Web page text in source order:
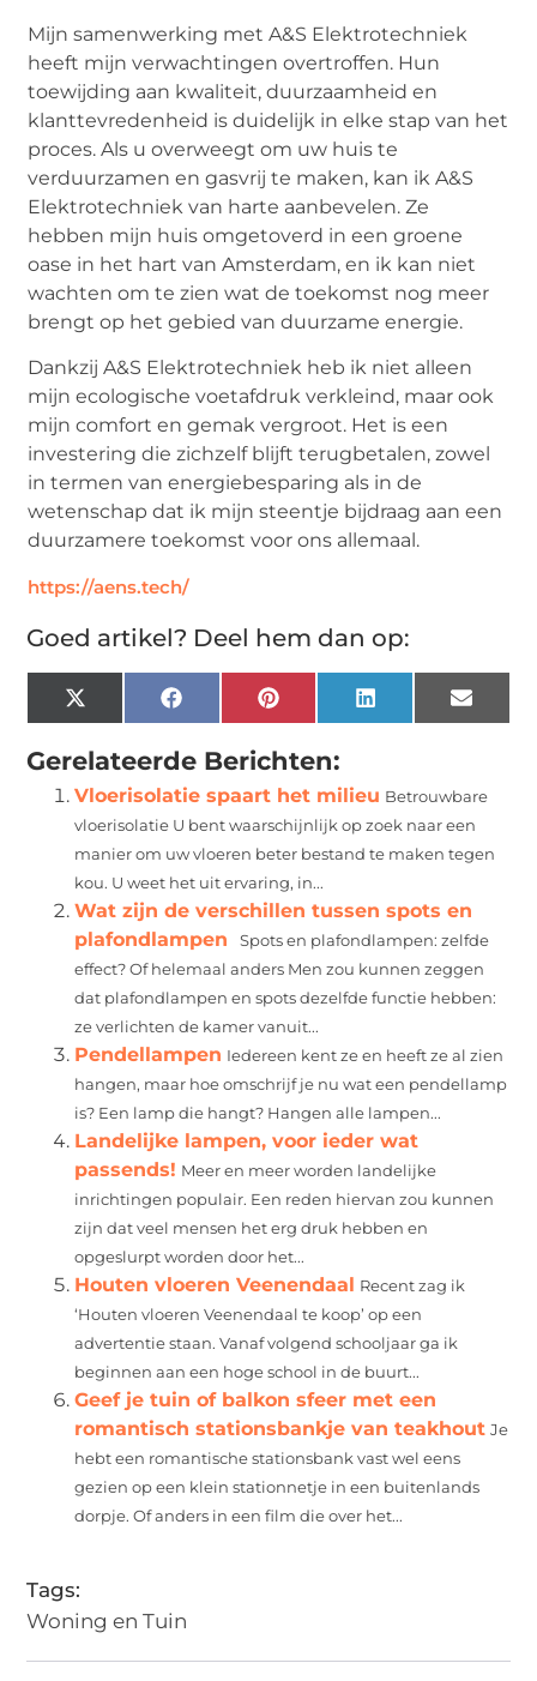
Mijn samenwerking met A&S Elektrotechniek
heeft mijn verwachtingen overtroffen. Hun
toewijding aan kwaliteit, duurzaamheid en
klanttevredenheid is duidelijk in elke stap van het
proces. Als u overweegt om uw huis te
verduurzamen en gasvrij te maken, kan ik A&S
Elektrotechniek van harte aanbevelen. Ze
hebben mijn huis omgetoverd in een groene
oase in het hart van Amsterdam, en ik kan niet
wachten om te zien wat de toekomst nog meer
brengt op het gebied van duurzame energie.
Dankzij A&S Elektrotechniek heb ik niet alleen
mijn ecologische voetafdruk verkleind, maar ook
mijn comfort en gemak vergroot. Het is een
investering die zichzelf blijft terugbetalen, zowel
in termen van energiebesparing als in de
wetenschap dat ik mijn steentje bijdraag aan een
duurzamere toekomst voor ons allemaal.
https://aens.tech/
Goed artikel? Deel hem dan op:
X
(Twitter)
FacebookPinterest LinkedIn Email
Gerelateerde Berichten:
Vloerisolatie spaart het milieu Betrouwbare
vloerisolatie U bent waarschijnlijk op zoek naar een
manier om uw vloeren beter bestand te maken tegen
kou. U weet het uit ervaring, in...
Wat zijn de verschillen tussen spots en
plafondlampen
Spots en plafondlampen: zelfde
effect? Of helemaal anders Men zou kunnen zeggen
dat plafondlampen en spots dezelfde functie hebben:
ze verlichten de kamer vanuit...
Pendellampen Iedereen kent ze en heeft ze al zien
hangen, maar hoe omschrijf je nu wat een pendellamp
is? Een lamp die hangt? Hangen alle lampen...
Landelijke lampen, voor ieder wat
passends! Meer en meer worden landelijke
inrichtingen populair. Een reden hiervan zou kunnen
zijn dat veel mensen het erg druk hebben en
opgeslurpt worden door het...
Houten vloeren Veenendaal Recent zag ik
‘Houten vloeren Veenendaal te koop’ op een
advertentie staan. Vanaf volgend schooljaar ga ik
beginnen aan een hoge school in de buurt...
Geef je tuin of balkon sfeer met een
romantisch stationsbankje van teakhout Je
hebt een romantische stationsbank vast wel eens
gezien op een klein stationnetje in een buitenlands
dorpje. Of anders in een film die over het...
Tags:
Woning en Tuin